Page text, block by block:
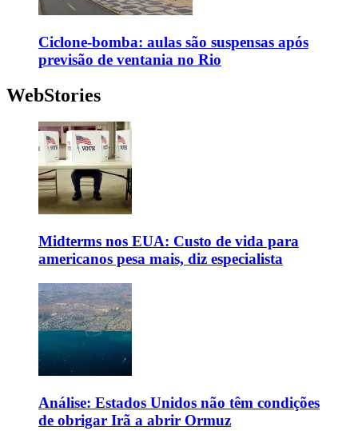
Ciclone-bomba: aulas são suspensas após
previsão de ventania no Rio
WebStories
Midterms nos EUA: Custo de vida para
americanos pesa mais, diz especialista
Análise: Estados Unidos não têm condições
de obrigar Irã a abrir Ormuz